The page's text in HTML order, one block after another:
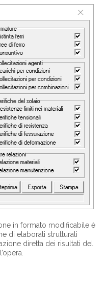
in formato modificabile è
di elaborati strutturali
diretta dei risultati del